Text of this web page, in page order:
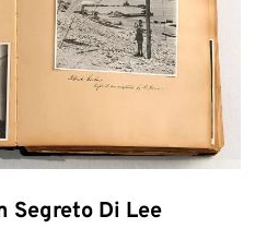
Segreto Di Lee